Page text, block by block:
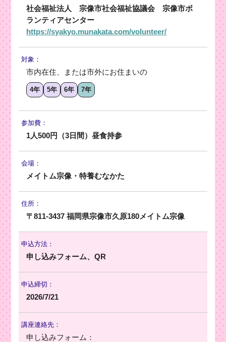
社会福祉法人 宗像市社会福祉協議会 宗像市ボ
ランティアセンター
https://syakyo.munakata.com/volunteer/
対象：
市内在住、または市外にお住まいの
4年 5年 6年 7年
参加費：
1人500円（3日間）昼食持参
会場：
メイトム宗像・特養むなかた
住所：
〒811-3437 福岡県宗像市久原180メイトム宗像
申込方法：
申し込みフォーム、QR
申込締切：
2026/7/21
講座連絡先：
申し込みフォーム：